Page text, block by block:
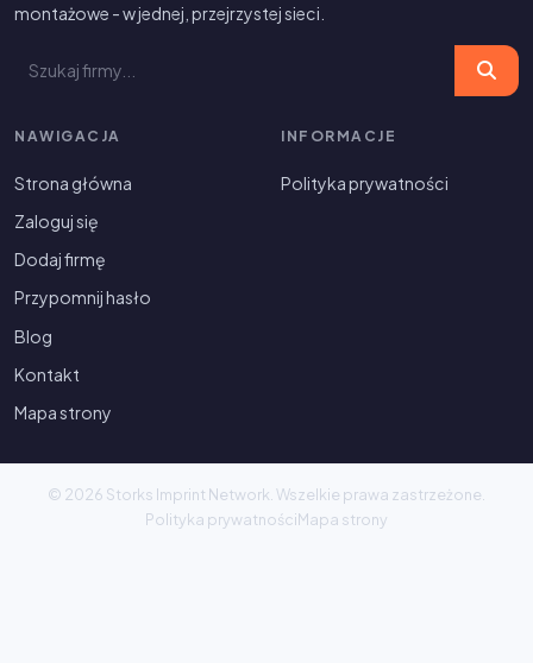
montażowe - w jednej, przejrzystej sieci.
NAWIGACJA
Strona główna
Zaloguj się
Dodaj firmę
Przypomnij hasło
Blog
Kontakt
Mapa strony
INFORMACJE
Polityka prywatności
© 2026 Storks Imprint Network. Wszelkie prawa zastrzeżone.
Polityka prywatnościMapa strony